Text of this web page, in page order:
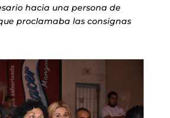
hacia una persona de
proclamaba las consignas